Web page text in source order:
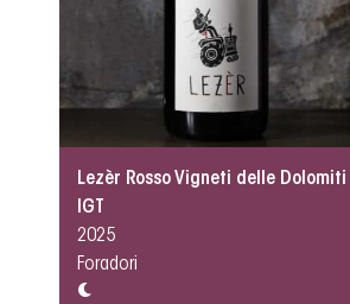
Lezèr Rosso Vigneti delle Dolomiti
IGT
2025
Foradori